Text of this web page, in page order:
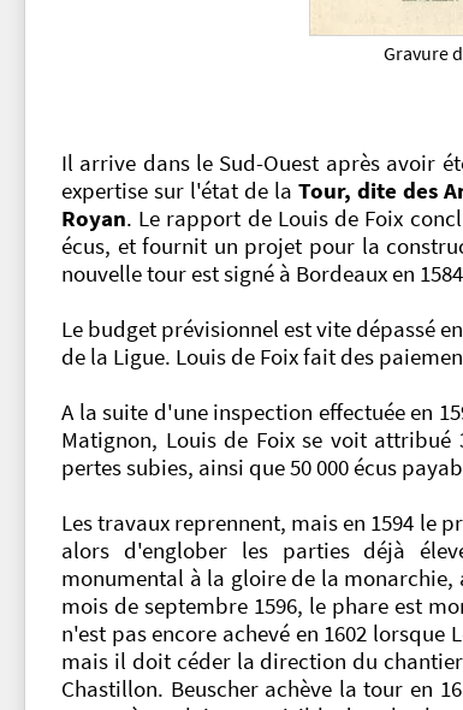
Gravure
Il arrive dans le Sud-Ouest après avoir
expertise sur l'état de laTour, dite des
Royan. Le rapport de Louis de Foix
écus, et fournit un projet pour la
nouvelle tour est signé à Bordeaux en
Le budget prévisionnel est vite dépassé
de la Ligue. Louis de Foix fait des
A la suite d'une inspection effectuée en
Matignon, Louis de Foix se voit
pertes subies, ainsi que 50 000 écus
Les travaux reprennent, mais en 1594 le
alors d'englober les parties déjà
monumental à la gloire de la monarchie,
mois de septembre 1596, le phare est
n'est pas encore achevé en 1602 lorsque
mais il doit céder la direction du
Chastillon. Beuscher achève la tour en